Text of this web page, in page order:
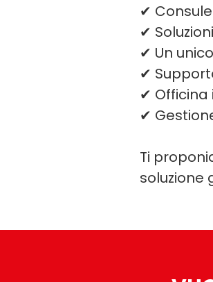
✔
✔
✔ Un
✔
✔ Officina
✔
Ti
soluzione